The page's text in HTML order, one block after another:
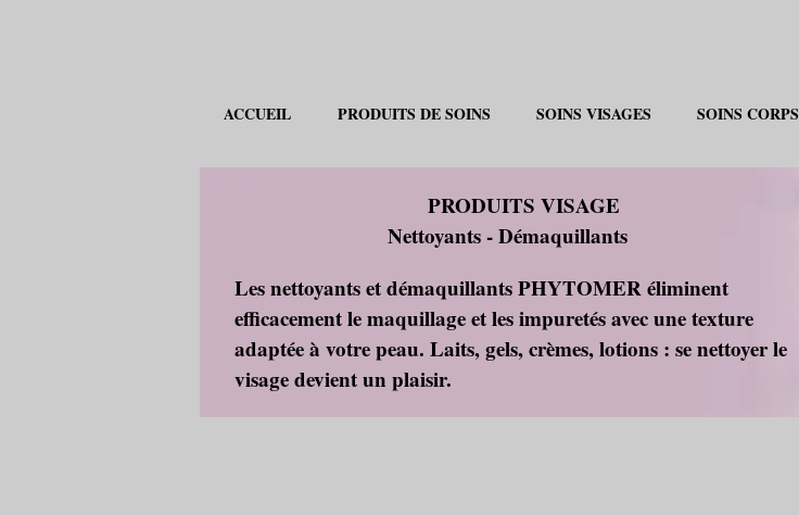
ACCUEIL PRODUITS DE SOINS SOINS VISAGES SOINS CORPS
Les nettoyants et démaquillants PHYTOMER éliminent
efficacement le maquillage et les impuretés avec une texture
adaptée à votre peau. Laits, gels, crèmes, lotions : se nettoyer le
visage devient un plaisir.
PRODUITS VISAGE
Nettoyants - Démaquillants